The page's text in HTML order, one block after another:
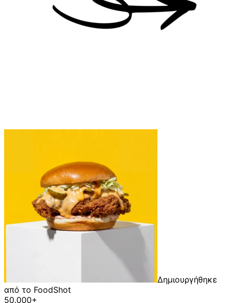
Δημιουργήθηκε
από το FoodShot
50.000+